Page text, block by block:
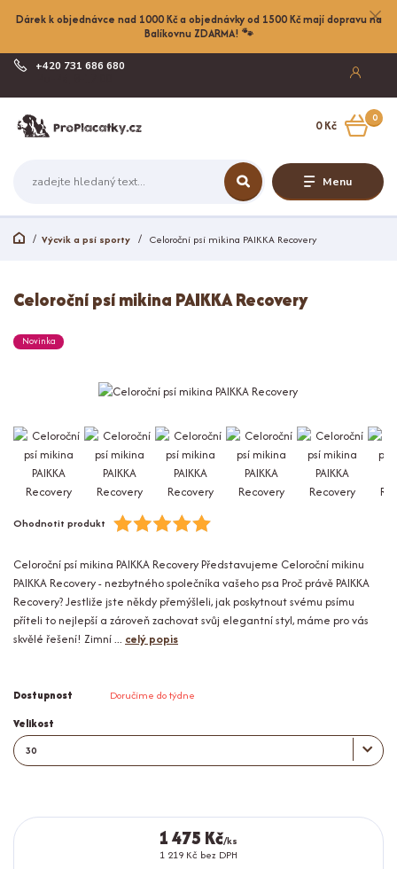
Dárek k objednávce nad 1000 Kč a objednávky od 1500 Kč mají dopravu na
Balíkovnu ZDARMA! 🐾
Menu
+420 731 686 680
0
0 Kč
Výcvik a psí sporty Celoroční psí mikina PAIKKA Recovery
Celoroční psí mikina PAIKKA Recovery
Novinka
Ohodnotit produkt
Celoroční psí mikina PAIKKA Recovery Představujeme Celoroční mikinu
PAIKKA Recovery - nezbytného společníka vašeho psa Proč právě PAIKKA
Recovery? Jestliže jste někdy přemýšleli, jak poskytnout svému psímu
příteli to nejlepší a zároveň zachovat svůj elegantní styl, máme pro vás
skvělé řešení! Zimní ... celý popis
Dostupnost Doručíme do týdne
Velikost
1 475 Kč/ks
1 219 Kč bez DPH